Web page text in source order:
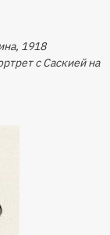
1918
с Саскией на